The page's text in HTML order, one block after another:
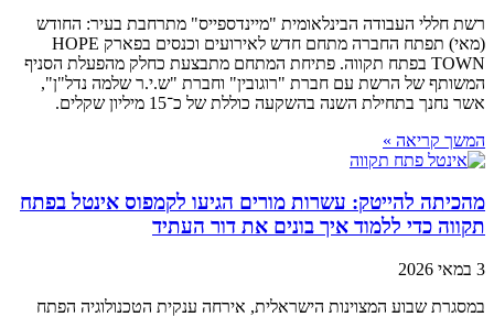
רשת חללי העבודה הבינלאומית "מיינדספייס" מתרחבת בעיר: החודש
(מאי) תפתח החברה מתחם חדש לאירועים וכנסים בפארק HOPE
TOWN בפתח תקווה. פתיחת המתחם מתבצעת כחלק מהפעלת הסניף
המשותף של הרשת עם חברת "רוגובין" וחברת "ש.י.ר שלמה נדל"ן",
אשר נחנך בתחילת השנה בהשקעה כוללת של כ־15 מיליון שקלים.
המשך קריאה »
מהכיתה להייטק: עשרות מורים הגיעו לקמפוס אינטל בפתח
תקווה כדי ללמוד איך בונים את דור העתיד
3 במאי 2026
במסגרת שבוע המצוינות הישראלית, אירחה ענקית הטכנולוגיה הפתח